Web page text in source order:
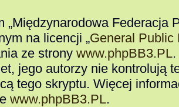
„Międzynarodowa Federacja
na licencji „General Public
ze strony www.phpBB3.PL
jego autorzy nie kontrolują
tego skryptu. Więcej
www.phpBB3.PL.